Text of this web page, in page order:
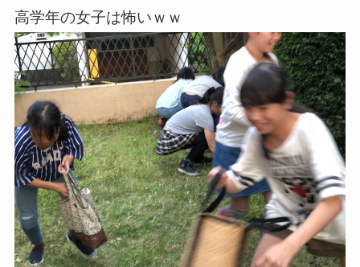
高学年の女子は怖いｗｗ